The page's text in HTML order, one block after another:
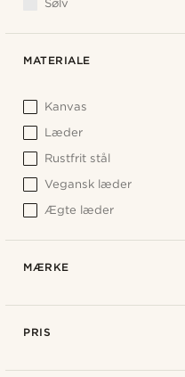
MATERIALE
Kanvas
Læder
Rustfrit stål
Vegansk læder
Ægte læder
MÆRKE
PRIS